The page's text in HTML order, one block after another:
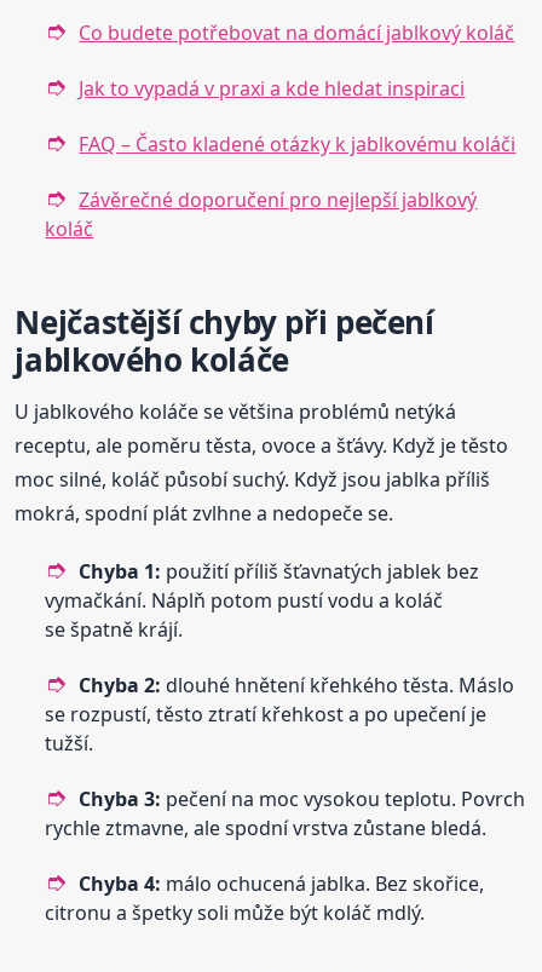
Co budete potřebovat na domácí jablkový koláč
Jak to vypadá v praxi a kde hledat inspiraci
FAQ – Často kladené otázky k jablkovému koláči
Závěrečné doporučení pro nejlepší jablkový
koláč
Nejčastější chyby při pečení
jablkového koláče
U jablkového koláče se většina problémů netýká
receptu, ale poměru těsta, ovoce a šťávy. Když je těsto
moc silné, koláč působí suchý. Když jsou jablka příliš
mokrá, spodní plát zvlhne a nedopeče se.
Chyba 1: použití příliš šťavnatých jablek bez
vymačkání. Náplň potom pustí vodu a koláč
se špatně krájí.
Chyba 2: dlouhé hnětení křehkého těsta. Máslo
se rozpustí, těsto ztratí křehkost a po upečení je
tužší.
Chyba 3: pečení na moc vysokou teplotu. Povrch
rychle ztmavne, ale spodní vrstva zůstane bledá.
Chyba 4: málo ochucená jablka. Bez skořice,
citronu a špetky soli může být koláč mdlý.